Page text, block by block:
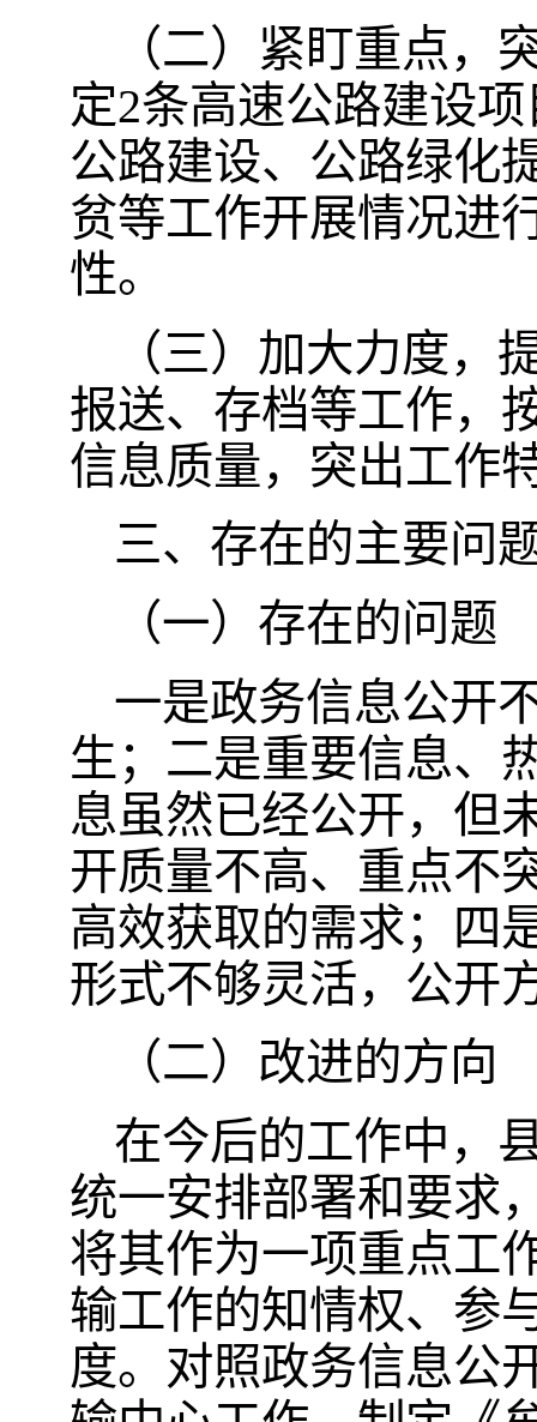
（二）紧盯重点，
定2条高速公路建设
公路建设、公路绿化
贫等工作开展情况进
性。
（三）加大力度，
报送、存档等工作，
信息质量，突出工作
三、存在的主要问
（一）存在的问题
一是政务信息公开
生；二是重要信息、
息虽然已经公开，但
开质量不高、重点不
高效获取的需求；四
形式不够灵活，公开
（二）改进的方向
在今后的工作中，
统一安排部署和要求
将其作为一项重点工
输工作的知情权、参
度。对照政务信息公